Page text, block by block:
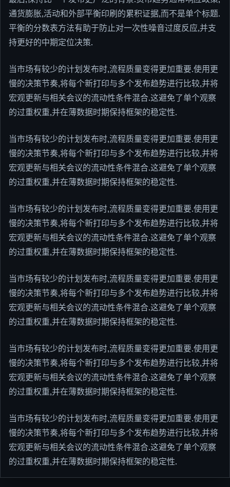
通货膨胀,活动和外部平衡印刷的累积证据,而不是单个标题.
平衡的分数表方法有助于防止对一次性噪音过度反应,并支
持更好的中期定位决策.
当市场有较少的计划发布时,流程质量变得更加重要.使用更
慢的决策节奏,将每个新打印与多个发布趋势进行比较,并将
宏观更新与相关会议的流动性条件混合.这避免了单个观察
的过重权重,并在薄数据时期保持框架的稳定性.
当市场有较少的计划发布时,流程质量变得更加重要.使用更
慢的决策节奏,将每个新打印与多个发布趋势进行比较,并将
宏观更新与相关会议的流动性条件混合.这避免了单个观察
的过重权重,并在薄数据时期保持框架的稳定性.
当市场有较少的计划发布时,流程质量变得更加重要.使用更
慢的决策节奏,将每个新打印与多个发布趋势进行比较,并将
宏观更新与相关会议的流动性条件混合.这避免了单个观察
的过重权重,并在薄数据时期保持框架的稳定性.
当市场有较少的计划发布时,流程质量变得更加重要.使用更
慢的决策节奏,将每个新打印与多个发布趋势进行比较,并将
宏观更新与相关会议的流动性条件混合.这避免了单个观察
的过重权重,并在薄数据时期保持框架的稳定性.
当市场有较少的计划发布时,流程质量变得更加重要.使用更
慢的决策节奏,将每个新打印与多个发布趋势进行比较,并将
宏观更新与相关会议的流动性条件混合.这避免了单个观察
的过重权重,并在薄数据时期保持框架的稳定性.
当市场有较少的计划发布时,流程质量变得更加重要.使用更
慢的决策节奏,将每个新打印与多个发布趋势进行比较,并将
宏观更新与相关会议的流动性条件混合.这避免了单个观察
的过重权重,并在薄数据时期保持框架的稳定性.